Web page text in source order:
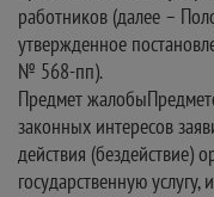
работников (далее –
утвержденное
№ 568-пп).
Предмет
законных интересов
действия (бездействие)
государственную